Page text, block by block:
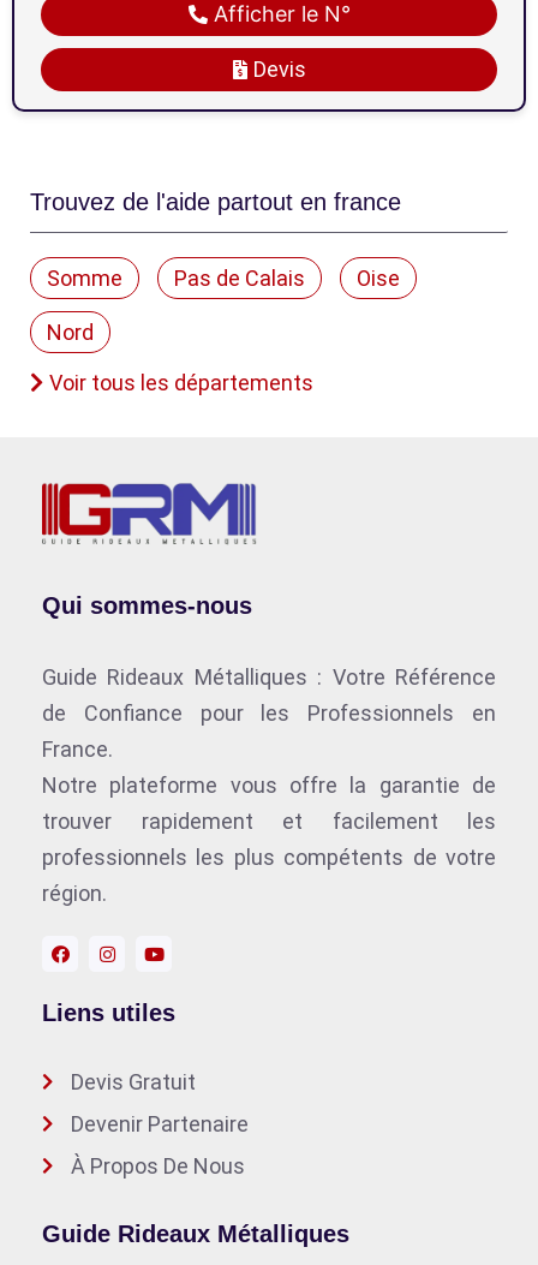
Devis
Afficher le N°
Trouvez de l'aide partout en france
Somme Pas de Calais Oise
Nord
Voir tous les départements
Qui sommes-nous
Guide Rideaux Métalliques : Votre Référence
de Confiance pour les Professionnels en
France.
Notre plateforme vous offre la garantie de
trouver rapidement et facilement les
professionnels les plus compétents de votre
région.
Liens utiles
Devis Gratuit
Devenir Partenaire
À Propos De Nous
Guide Rideaux Métalliques